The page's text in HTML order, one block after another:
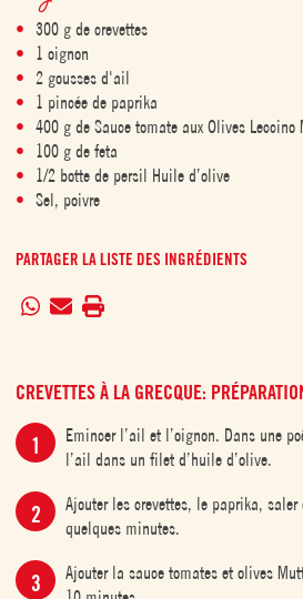
300 g de crevettes
1 oignon
2 gousses d'ail
1 pincée de paprika
400 g de Sauce tomate aux Olives Leccino
100 g de feta
1/2 botte de persil Huile d’olive
Sel, poivre
PARTAGER LA LISTE DES INGRÉDIENTS
CREVETTES À LA GRECQUE:
Emincer l’ail et l’oignon. Dans une
l’ail dans un filet d’huile d’olive.
Ajouter les crevettes, le paprika,
quelques minutes.
Ajouter la sauce tomates et olives